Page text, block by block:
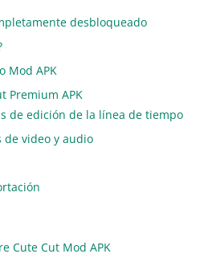
desbloqueado
Mod APK
Premium APK
de edición de la línea de tiempo
de video y audio
Cute Cut Mod APK